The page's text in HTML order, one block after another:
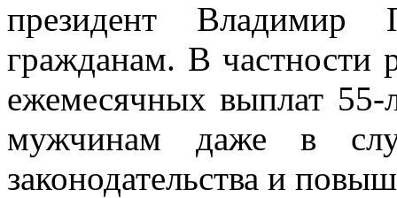
президент
гражданам. В частности
ежемесячных выплат
мужчинам даже в
законодательства и